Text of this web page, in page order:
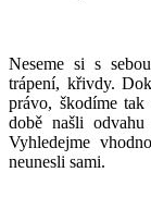
Neseme si s
trápení, křivdy.
právo, škodíme
době našli
Vyhledejme
neunesli sami.